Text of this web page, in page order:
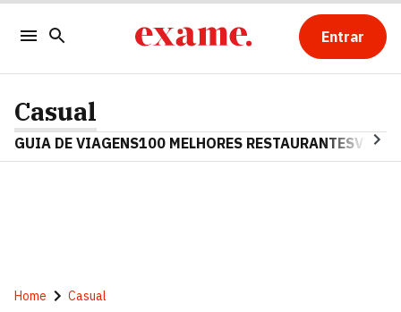
Entrar
Casual
GUIA DE VIAGENS100 MELHORES RESTAURANTES
Home Casual